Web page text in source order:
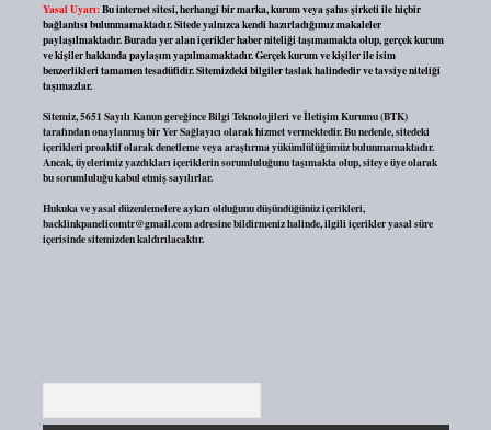
Yasal Uyarı:Bu internet sitesi, herhangi bir marka, kurum veya şahıs şirketi ile hiçbir
bağlantısı bulunmamaktadır. Sitede yalnızca kendi hazırladığımız makaleler
paylaşılmaktadır. Burada yer alan içerikler haber niteliği taşımamakta olup, gerçek kurum
ve kişiler hakkında paylaşım yapılmamaktadır. Gerçek kurum ve kişiler ile isim
benzerlikleri tamamen tesadüfidir. Sitemizdeki bilgiler taslak halindedir ve tavsiye niteliği
taşımazlar.
Sitemiz, 5651 Sayılı Kanun gereğince Bilgi Teknolojileri ve İletişim Kurumu (BTK)
tarafından onaylanmış bir Yer Sağlayıcı olarak hizmet vermektedir. Bu nedenle, sitedeki
içerikleri proaktif olarak denetleme veya araştırma yükümlülüğümüz bulunmamaktadır.
Ancak, üyelerimiz yazdıkları içeriklerin sorumluluğunu taşımakta olup, siteye üye olarak
bu sorumluluğu kabul etmiş sayılırlar.
Hukuka ve yasal düzenlemelere aykırı olduğunu düşündüğünüz içerikleri,
backlinkpanelicomtr@gmail.comadresine bildirmeniz halinde, ilgili içerikler yasal süre
içerisinde sitemizden kaldırılacaktır.